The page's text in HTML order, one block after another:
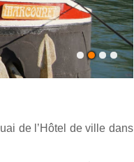
de l’Hôtel de ville dans